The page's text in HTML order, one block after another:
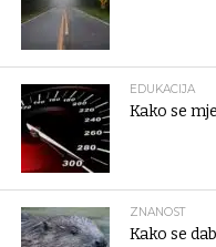
EDUKACIJA
Kako se
ZNANOST
Kako se